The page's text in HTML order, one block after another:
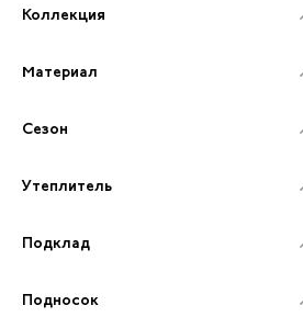
Коллекция
Материал
Сезон
Утеплитель
Подклад
Подносок